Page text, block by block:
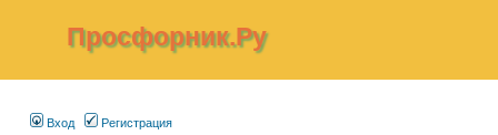
Просфорник.Ру
Вход Регистрация